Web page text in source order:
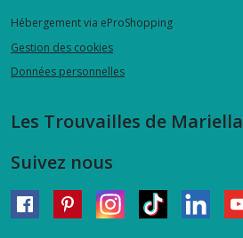
Hébergement via eProShopping
Gestion des cookies
Données personnelles
Les Trouvailles de Mariella
Suivez nous